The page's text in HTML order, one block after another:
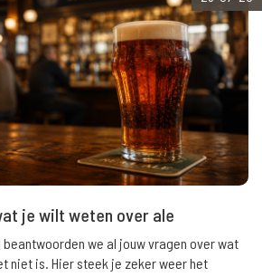
je wilt weten over ale
we al jouw vragen over wat
niet is. Hier steek je zeker weer het